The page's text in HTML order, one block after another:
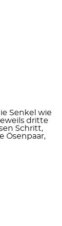
Senkel wie
dritte
Schritt,
Ösenpaar,